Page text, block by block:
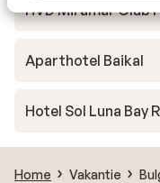
HVD Miramar Club
Aparthotel Baikal
Hotel Sol Luna Bay
Home Vakantie